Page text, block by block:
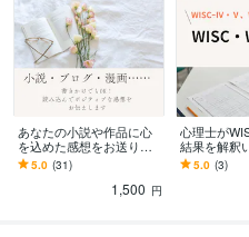
英語 日常会話レベル
あなたの小説や作品に心
を込めた感想をお送りし
ます 書きかけでもOK！読
み込んでポジティブな感
想をお伝えします！
5.0 (31)
1,500 円
心理士が
結果を解釈
施件数200件
に支援方策
5.0 (3)